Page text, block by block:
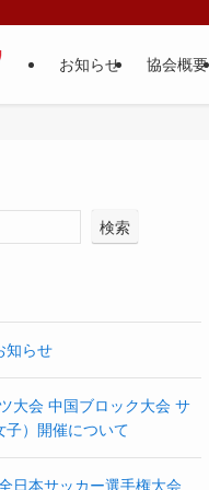
お知らせ 協会概要
検索
知らせ
大会 中国ブロック大会 サ
子）開催について
日本サッカー選手権大会